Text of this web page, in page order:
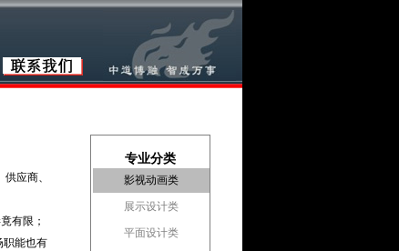
应商、
有限；
职能也有
专业分类
影视动画类
展示设计类
平面设计类